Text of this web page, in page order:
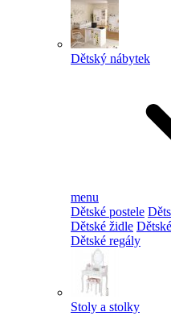
Dětský nábytek
menu
Dětské postele
Dětské židle
Dětské regály
Stoly a stolky